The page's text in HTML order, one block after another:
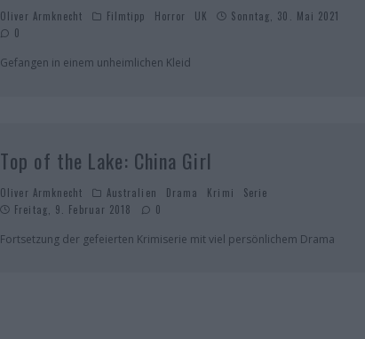
Oliver Armknecht Filmtipp Horror UK
Sonntag, 30. Mai 2021
0
Gefangen in einem unheimlichen Kleid
Top of the Lake: China Girl
Oliver Armknecht Australien Drama Krimi
Serie
Freitag, 9. Februar 2018
0
Fortsetzung der gefeierten Krimiserie mit viel persönlichem Drama